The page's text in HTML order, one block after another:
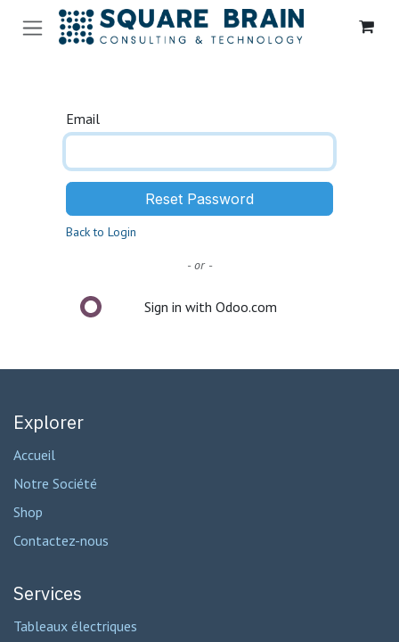
Skip to Content
Email
Reset Password
Back to Login
- or -
Sign in with Odoo.com
Explorer
Accueil
Notre Société
Shop
Contactez-nous
Services
Tableaux électriques